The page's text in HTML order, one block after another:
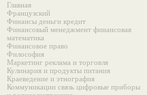
Главная
Французский
Финансы деньги кредит
Финансовый менеджмент финансовая
математика
Финансовое право
Философия
Маркетинг реклама и торговля
Кулинария и продукты питания
Краеведение и этнография
Коммуникации связь цифровые приборы